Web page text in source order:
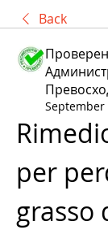
Back
September
per
grasso